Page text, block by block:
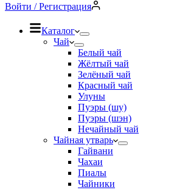
Войти / Регистрация
Каталог
Чай
Белый чай
Жёлтый чай
Зелёный чай
Красный чай
Улуны
Пуэры (шу)
Пуэры (шэн)
Нечайный чай
Чайная утварь
Гайвани
Чахаи
Пиалы
Чайники